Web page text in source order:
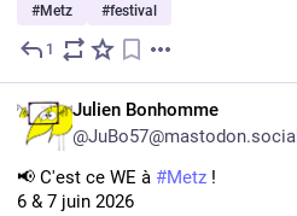
#Metz #festival
1
Julien Bonhomme
@JuBo57@mastodon.social
📢 C'est ce WE à #Metz !
6 & 7 juin 2026